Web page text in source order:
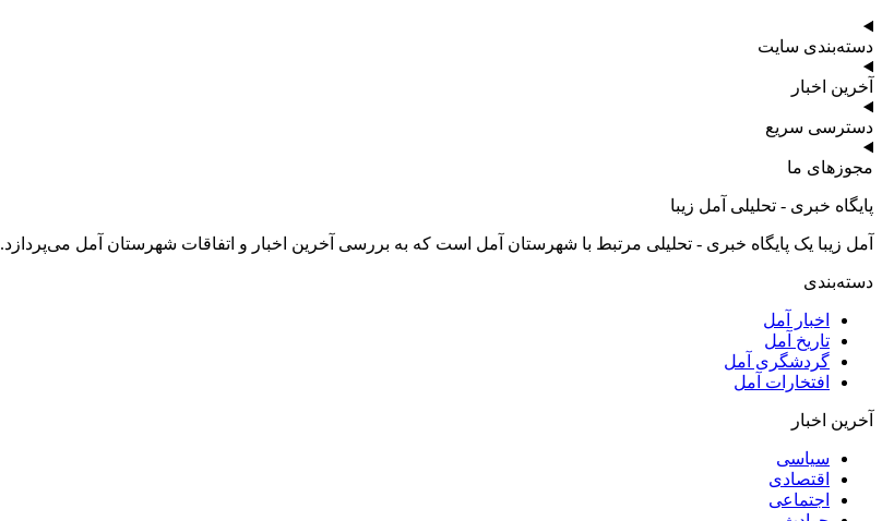
دسته‌بندی سایت
آخرین اخبار
دسترسی سریع
مجوزهای ما
پایگاه خبری - تحلیلی آمل زیبا
آمل زیبا یک پایگاه خبری - تحلیلی مرتبط با شهرستان آمل است که به بررسی آخرین اخبار و اتفاقات شهرستان آمل می‌پردازد.
دسته‌بندی
اخبار آمل
تاریخ آمل
گردشگری آمل
افتخارات آمل
آخرین اخبار
سیاسی
اقتصادی
اجتماعی